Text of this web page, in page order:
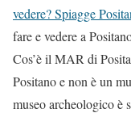
vedere? Spiagge
fare e vedere a
Cos’è il MAR di
Positano e non è un
museo archeologico è